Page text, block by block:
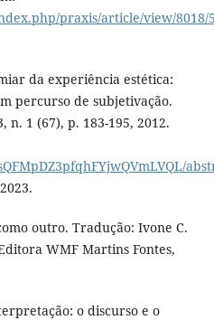
praxis/article/view/8018/
da experiência estética:
percurso de subjetivação.
n. 1 (67), p. 183-195, 2012.
outro. Tradução: Ivone C.
WMF Martins Fontes,
o discurso e o